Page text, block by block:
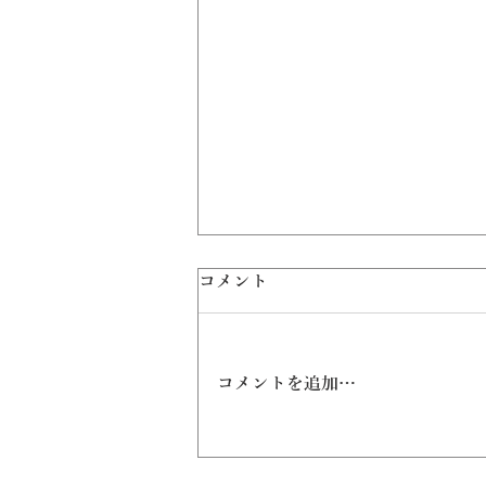
【7/25開催】賃貸経営アップ
コメント
コメントを追加…